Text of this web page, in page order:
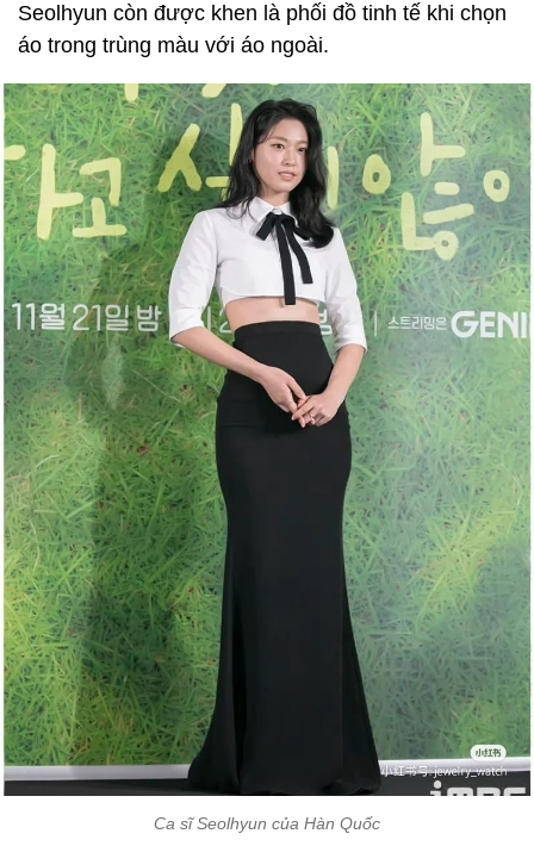
Seolhyun còn được khen là phối đồ tinh tế khi chọn
áo trong trùng màu với áo ngoài.
Ca sĩ Seolhyun của Hàn Quốc